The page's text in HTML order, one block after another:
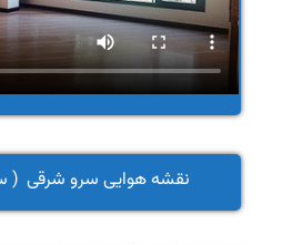
نقشه هوایی سرو شرقی (